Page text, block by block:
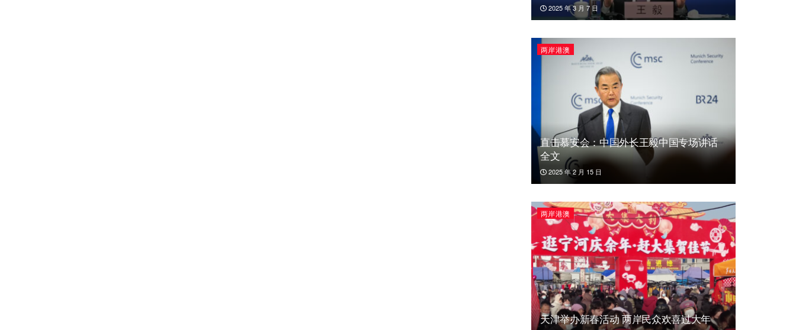
2025 年 3 月 7 日
两岸港澳
直击慕安会：中国外长王毅中国专场讲话
全文
2025 年 2 月 15 日
两岸港澳
天津举办新春活动 两岸民众欢喜过大年